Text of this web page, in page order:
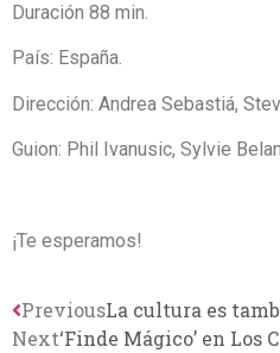
Duración 88 min.
País: España.
Dirección: Andrea Sebastiá,
Guion: Phil Ivanusic, Sylvie
¡Te esperamos!
PreviousLa cultura es
Next‘Finde Mágico’ en Los